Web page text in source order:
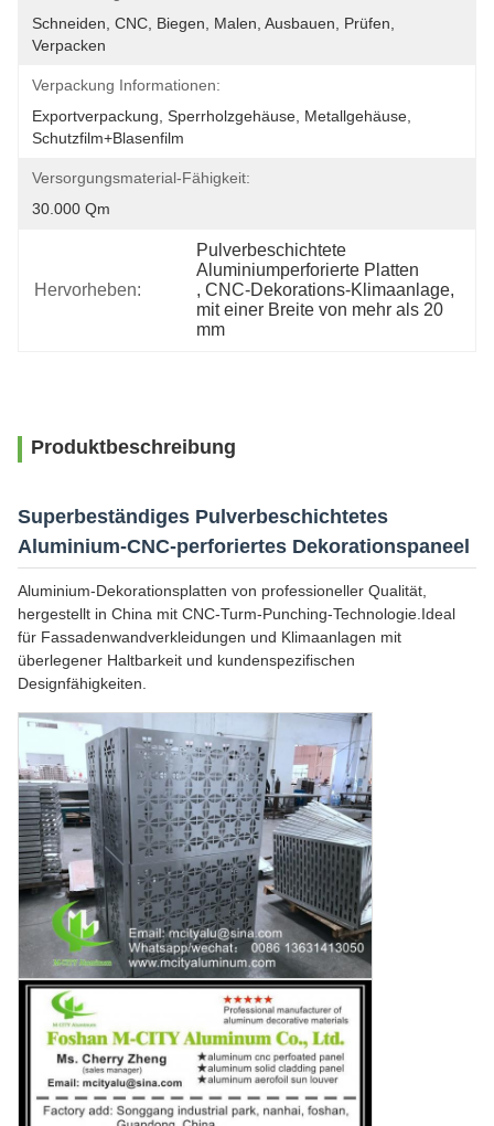
Schneiden, CNC, Biegen, Malen, Ausbauen, Prüfen,
Verpacken
Verpackung Informationen:
Exportverpackung, Sperrholzgehäuse, Metallgehäuse,
Schutzfilm+Blasenfilm
Versorgungsmaterial-Fähigkeit:
30.000 Qm
Hervorheben:
Pulverbeschichtete
Aluminiumperforierte Platten
, CNC-Dekorations-Klimaanlage
mit einer Breite von mehr als 20
mm
Produktbeschreibung
Superbeständiges Pulverbeschichtetes
Aluminium-CNC-perforiertes Dekorationspaneel
Aluminium-Dekorationsplatten von professioneller Qualität,
hergestellt in China mit CNC-Turm-Punching-Technologie.Ideal
für Fassadenwandverkleidungen und Klimaanlagen mit
überlegener Haltbarkeit und kundenspezifischen
Designfähigkeiten.